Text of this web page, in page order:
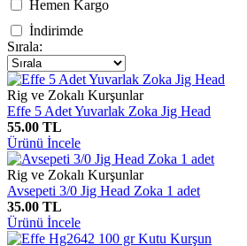
Hemen Kargo
İndirimde
Sırala:
Rig ve Zokalı Kurşunlar
Effe 5 Adet Yuvarlak Zoka Jig Head
55.00 TL
Ürünü İncele
Rig ve Zokalı Kurşunlar
Avsepeti 3/0 Jig Head Zoka 1 adet
35.00 TL
Ürünü İncele